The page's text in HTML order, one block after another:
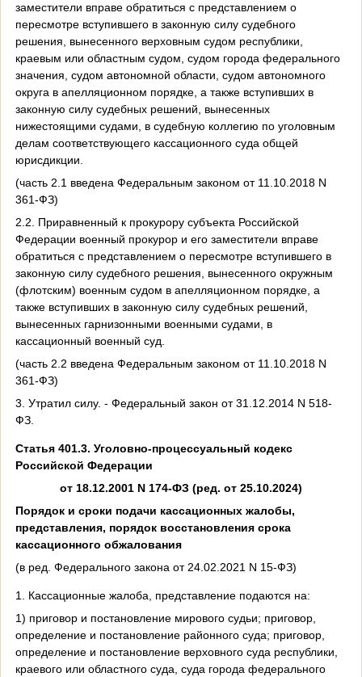
заместители вправе обратиться с представлением о
пересмотре вступившего в законную силу судебного
решения, вынесенного верховным судом республики,
краевым или областным судом, судом города федерального
значения, судом автономной области, судом автономного
округа в апелляционном порядке, а также вступивших в
законную силу судебных решений, вынесенных
нижестоящими судами, в судебную коллегию по уголовным
делам соответствующего кассационного суда общей
юрисдикции.
(часть 2.1 введена Федеральным законом от 11.10.2018 N
361-ФЗ)
2.2. Приравненный к прокурору субъекта Российской
Федерации военный прокурор и его заместители вправе
обратиться с представлением о пересмотре вступившего в
законную силу судебного решения, вынесенного окружным
(флотским) военным судом в апелляционном порядке, а
также вступивших в законную силу судебных решений,
вынесенных гарнизонными военными судами, в
кассационный военный суд.
(часть 2.2 введена Федеральным законом от 11.10.2018 N
361-ФЗ)
3. Утратил силу. - Федеральный закон от 31.12.2014 N 518-
ФЗ.
Статья 401.3. Уголовно-процессуальный кодекс
Российской Федерации
от 18.12.2001 N 174-ФЗ (ред. от 25.10.2024)
Порядок и сроки подачи кассационных жалобы,
представления, порядок восстановления срока
кассационного обжалования
(в ред. Федерального закона от 24.02.2021 N 15-ФЗ)
1. Кассационные жалоба, представление подаются на:
1) приговор и постановление мирового судьи; приговор,
определение и постановление районного суда; приговор,
определение и постановление верховного суда республики,
краевого или областного суда, суда города федерального